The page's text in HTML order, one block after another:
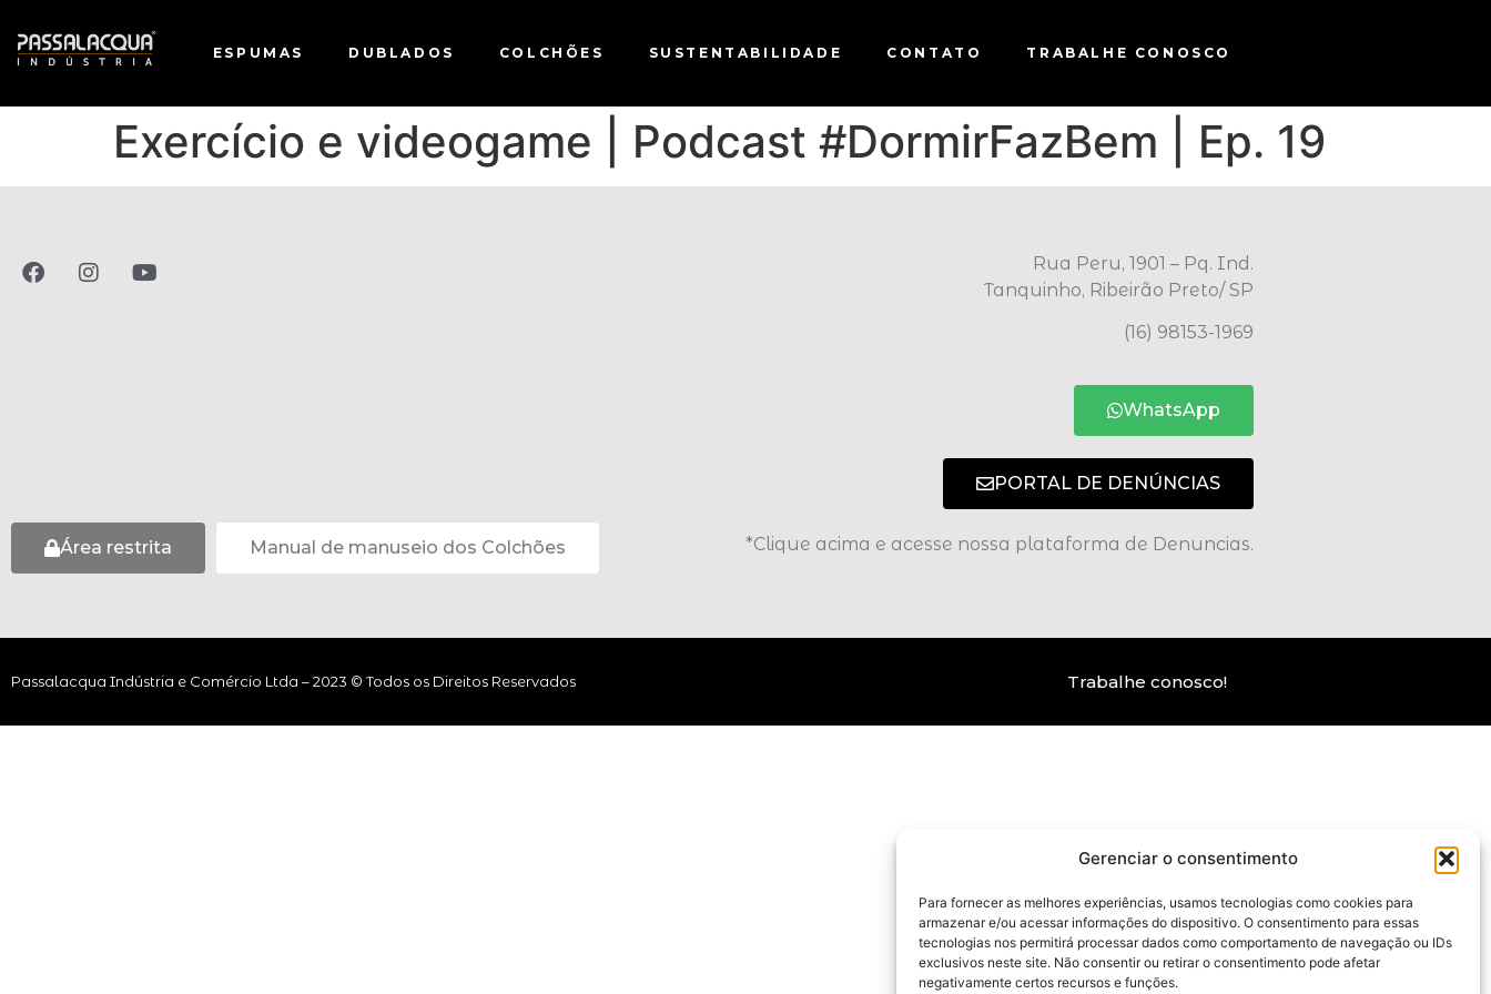
Gerenciar o consentimento
Para fornecer as melhores experiências, usamos tecnologias como cookies para
armazenar e/ou acessar informações do dispositivo. O consentimento para essas
tecnologias nos permitirá processar dados como comportamento de navegação ou IDs
exclusivos neste site. Não consentir ou retirar o consentimento pode afetar
negativamente certos recursos e funções.
ESPUMAS DUBLADOS COLCHÕES SUSTENTABILIDADE CONTATO TRABALHE CONOSCO
Exercício e videogame | Podcast #DormirFazBem | Ep. 19
Área restrita Manual de manuseio dos Colchões
Rua Peru, 1901 – Pq. Ind.
Tanquinho, Ribeirão Preto/ SP
(16) 98153-1969
WhatsApp
PORTAL DE DENÚNCIAS
*Clique acima e acesse nossa plataforma de Denuncias.
Passalacqua Indústria e Comércio Ltda – 2023 © Todos os Direitos Reservados Trabalhe conosco!